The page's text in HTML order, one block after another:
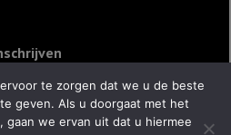
te zorgen dat we u de beste
geven. Als u doorgaat met het
gaan we ervan uit dat u hiermee